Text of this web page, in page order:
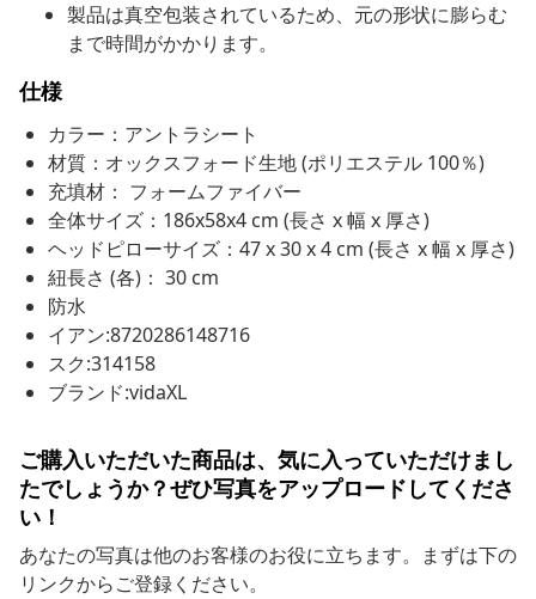
製品は真空包装されているため、元の形状に膨らむ
まで時間がかかります。
仕様
カラー：アントラシート
材質：オックスフォード生地 (ポリエステル 100％)
充填材： フォームファイバー
全体サイズ：186x58x4 cm (長さ x 幅 x 厚さ)
ヘッドピローサイズ：47 x 30 x 4 cm (長さ x 幅 x 厚さ)
紐長さ (各)： 30 cm
防水
イアン:8720286148716
スク:314158
ブランド:vidaXL
ご購入いただいた商品は、気に入っていただけまし
たでしょうか？ぜひ写真をアップロードしてくださ
い！
あなたの写真は他のお客様のお役に立ちます。まずは下の
リンクからご登録ください。